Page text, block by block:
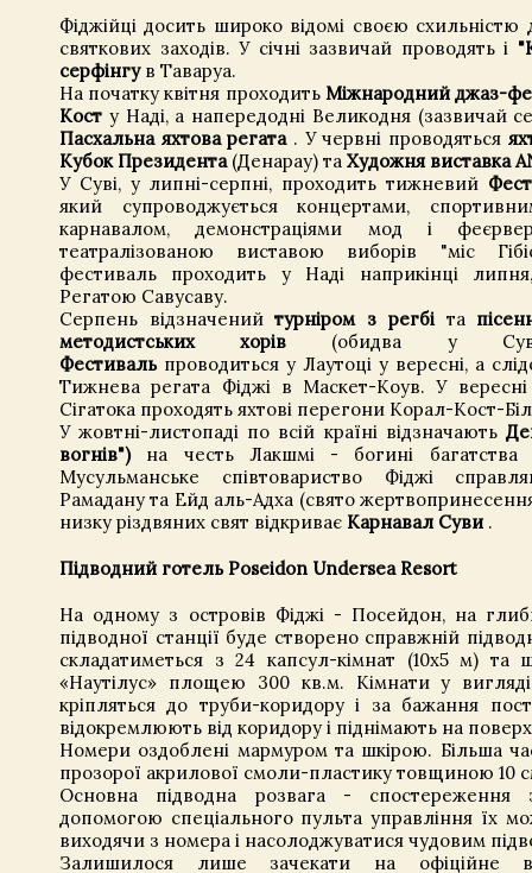
Фіджійці досить широко відомі своєю схильністю
святкових заходів. У січні зазвичай проводять і
серфінгув Таваруа.
На початку квітня проходить Міжнародний джаз-
Кост у Наді, а напередодні Великодня (зазвичай
Пасхальна яхтова регата. У червні проводяться
Кубок Президента(Денарау) та Художня виставка
У Суві, у липні-серпні, проходить тижневий
який супроводжується концертами,
карнавалом, демонстраціями мод і
театралізованою виставою виборів "міс
фестиваль проходить у Наді наприкінці
Регатою Савусаву.
Серпень відзначенийтурніром з регбіта
методистських хорів (обидва у
Фестивальпроводиться у Лаутоці у вересні, а
Тижнева регата Фіджі в Маскет-Коув. У
Сігатока проходять яхтові перегони Корал-Кост-
У жовтні-листопаді по всій країні відзначають
вогнів")на честь Лакшмі - богині багатства
Мусульманське співтовариство Фіджі
Рамадану та Ейд аль-Адха (свято
низку різдвяних свят відкриває Карнавал Суви .
Підводний готель Poseidon Undersea Resort
На одному з островів Фіджі - Посейдон, на
підводної станції буде створено справжній
складатиметься з 24 капсул-кімнат (10х5 м) та
«Наутілус» площею 300 кв.м. Кімнати у
кріпляться до труби-коридору і за бажання
відокремлюють від коридору і піднімають на
Номери оздоблені мармуром та шкірою. Більша
прозорої акрилової смоли-пластику товщиною 10
Основна підводна розвага -
допомогою спеціального пульта управління їх
виходячи з номера і насолоджуватися чудовим
Залишилося лише зачекати на офіційне